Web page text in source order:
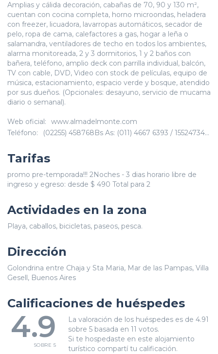
Amplias y cálida decoración, cabañas de 70, 90 y 130 m²,
cuentan con cocina completa, horno microondas, heladera
con freezer, licuadora, lavarropas automáticos, secador de
pelo, ropa de cama, calefactores a gas, hogar a leña o
salamandra, ventiladores de techo en todos los ambientes,
alarma monitoreada, 2 y 3 dormitorios, 1 y 2 baños con
bañera, teléfono, amplio deck con parrilla individual, balcón,
TV con cable, DVD, Video con stock de películas, equipo de
música, estacionamiento, espacio verde y bosque, atendido
por sus dueños. (Opcionales: desayuno, servicio de mucama
diario o semanal).
Web oficial:
www.almadelmonte.com
Teléfono:
(02255) 458768Bs As: (011) 4667 6393 / 1552473495
Tarifas
promo pre-temporada!!! 2Noches - 3 dias horario libre de
ingreso y egreso: desde $ 490 Total para 2
Actividades en la zona
Playa, caballos, bicicletas, paseos, pesca.
Dirección
Golondrina entre Chaja y Sta Maria, Mar de las Pampas, Villa
Gesell, Buenos Aires
Calificaciones de huéspedes
4.9
SOBRE 5
La valoración de los huéspedes es de 4.91
sobre 5 basada en 11 votos.
Si te hospedaste en este alojamiento
turístico compartí tu calificación.